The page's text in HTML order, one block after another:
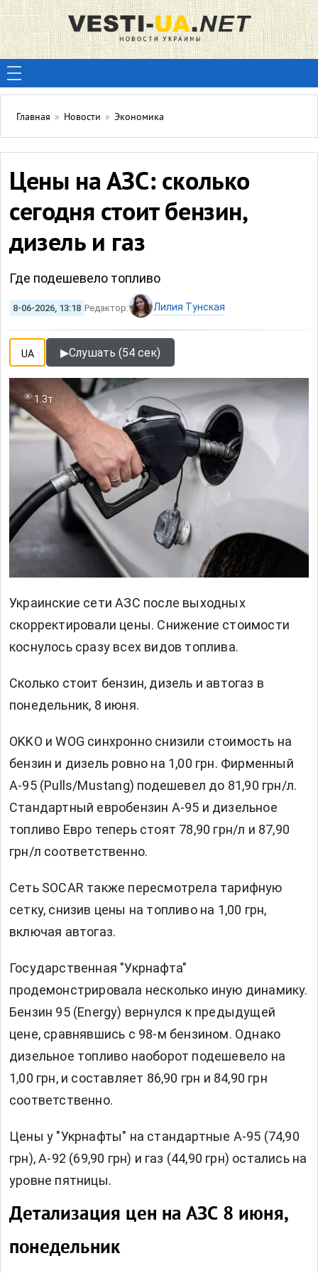
Главная » Новости » Экономика
Цены на АЗС: сколько
сегодня стоит бензин,
дизель и газ
Где подешевело топливо
8-06-2026, 13:18 Редактор: Лилия Тунская
UA ▶Слушать (54 сек)
1.3т
Украинские сети АЗС после выходных
скорректировали цены. Снижение стоимости
коснулось сразу всех видов топлива.
Сколько стоит бензин, дизель и автогаз в
понедельник, 8 июня.
OKKO и WOG синхронно снизили стоимость на
бензин и дизель ровно на 1,00 грн. Фирменный
А-95 (Pulls/Mustang) подешевел до 81,90 грн/л.
Стандартный евробензин А-95 и дизельное
топливо Евро теперь стоят 78,90 грн/л и 87,90
грн/л соответственно.
Сеть SOCAR также пересмотрела тарифную
сетку, снизив цены на топливо на 1,00 грн,
включая автогаз.
Государственная "Укрнафта"
продемонстрировала несколько иную динамику.
Бензин 95 (Energy) вернулся к предыдущей
цене, сравнявшись с 98-м бензином. Однако
дизельное топливо наоборот подешевело на
1,00 грн, и составляет 86,90 грн и 84,90 грн
соответственно.
Цены у "Укрнафты" на стандартные А-95 (74,90
грн), А-92 (69,90 грн) и газ (44,90 грн) остались на
уровне пятницы.
Детализация цен на АЗС 8 июня,
понедельник